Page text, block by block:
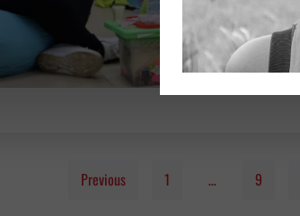
Previous 1 … 9